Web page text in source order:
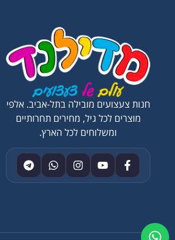
חנות צעצועים מובילה בתל-אביב. אלפי
מוצרים לכל גיל, מחירים תחרותיים
ומשלוחים לכל הארץ.